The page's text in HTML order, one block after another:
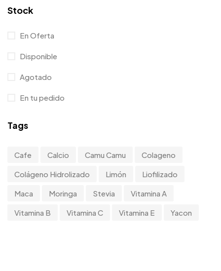
Stock
En Oferta
Disponible
Agotado
En tu pedido
Tags
Cafe Calcio Camu Camu Colageno
Colágeno Hidrolizado Limón Liofilizado
Maca Moringa Stevia Vitamina A
Vitamina B Vitamina C Vitamina E Yacon